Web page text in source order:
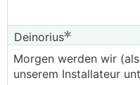
Deinorius
Morgen werden wir
unserem Installateur